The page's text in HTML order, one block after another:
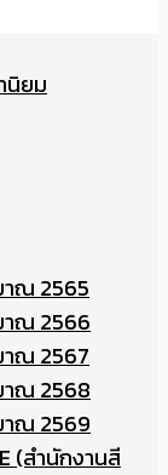
นิยม
าณ 2565
าณ 2566
าณ 2567
าณ 2568
าณ 2569
(สำนักงานสี